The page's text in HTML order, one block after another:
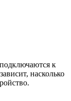
к
насколько